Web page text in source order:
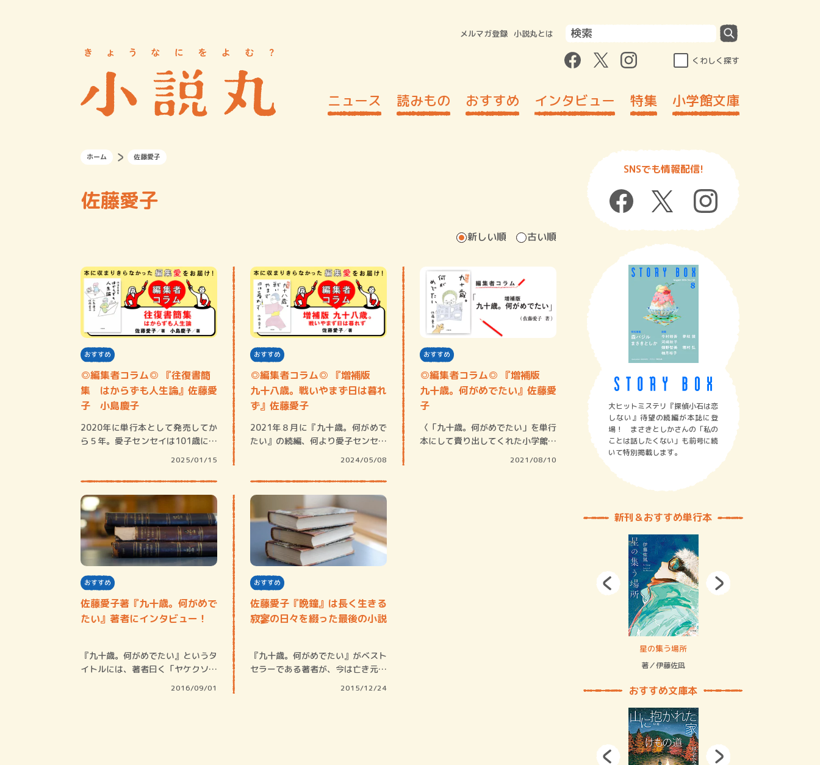
メルマガ登録 小説丸とは
くわしく探す
ニュース 読みもの おすすめ インタビュー 特集 小学館文庫
ホーム 佐藤愛子
佐藤愛子
新しい順 古い順
おすすめ
◎編集者コラム◎ 『往復書簡
集 はからずも人生論』佐藤愛
子 小島慶子
2020年に単行本として発売してか
ら５年。愛子センセイは101歳にな
2025/01/15
おすすめ
◎編集者コラム◎ 『増補版
九十八歳。戦いやまず日は暮れ
ず』佐藤愛子
2021年８月に『九十歳。何がめで
たい』の続編、何より愛子センセイ
2024/05/08
おすすめ
◎編集者コラム◎ 『増補版
九十歳。何がめでたい』佐藤愛
子
〈「九十歳。何がめでたい」を単行
本にして賣り出してくれた小学館の
2021/08/10
おすすめ
佐藤愛子著『九十歳。何がめで
たい』著者にインタビュー！
『九十歳。何がめでたい』というタ
イトルには、著者曰く「ヤケクソが
2016/09/01
おすすめ
佐藤愛子『晩鐘』は長く生きる
寂寥の日々を綴った最後の小説
『九十歳。何がめでたい』がベスト
セラーである著者が、今は亡き元夫
2015/12/24
SNSでも情報配信!
大ヒットミステリ『探偵小石は恋
しない』待望の続編が本誌に登
場！ まさきとしかさんの「私の
ことは話したくない」も前号に続
いて特別掲載します。
新刊＆おすすめ単行本
星の集う場所
著／伊藤佐凪
おすすめ文庫本